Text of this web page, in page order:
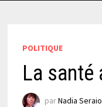
POLITIQUE
La santé
parNadia